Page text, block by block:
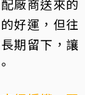
廠商送來的
好運，但往
期留下，讓